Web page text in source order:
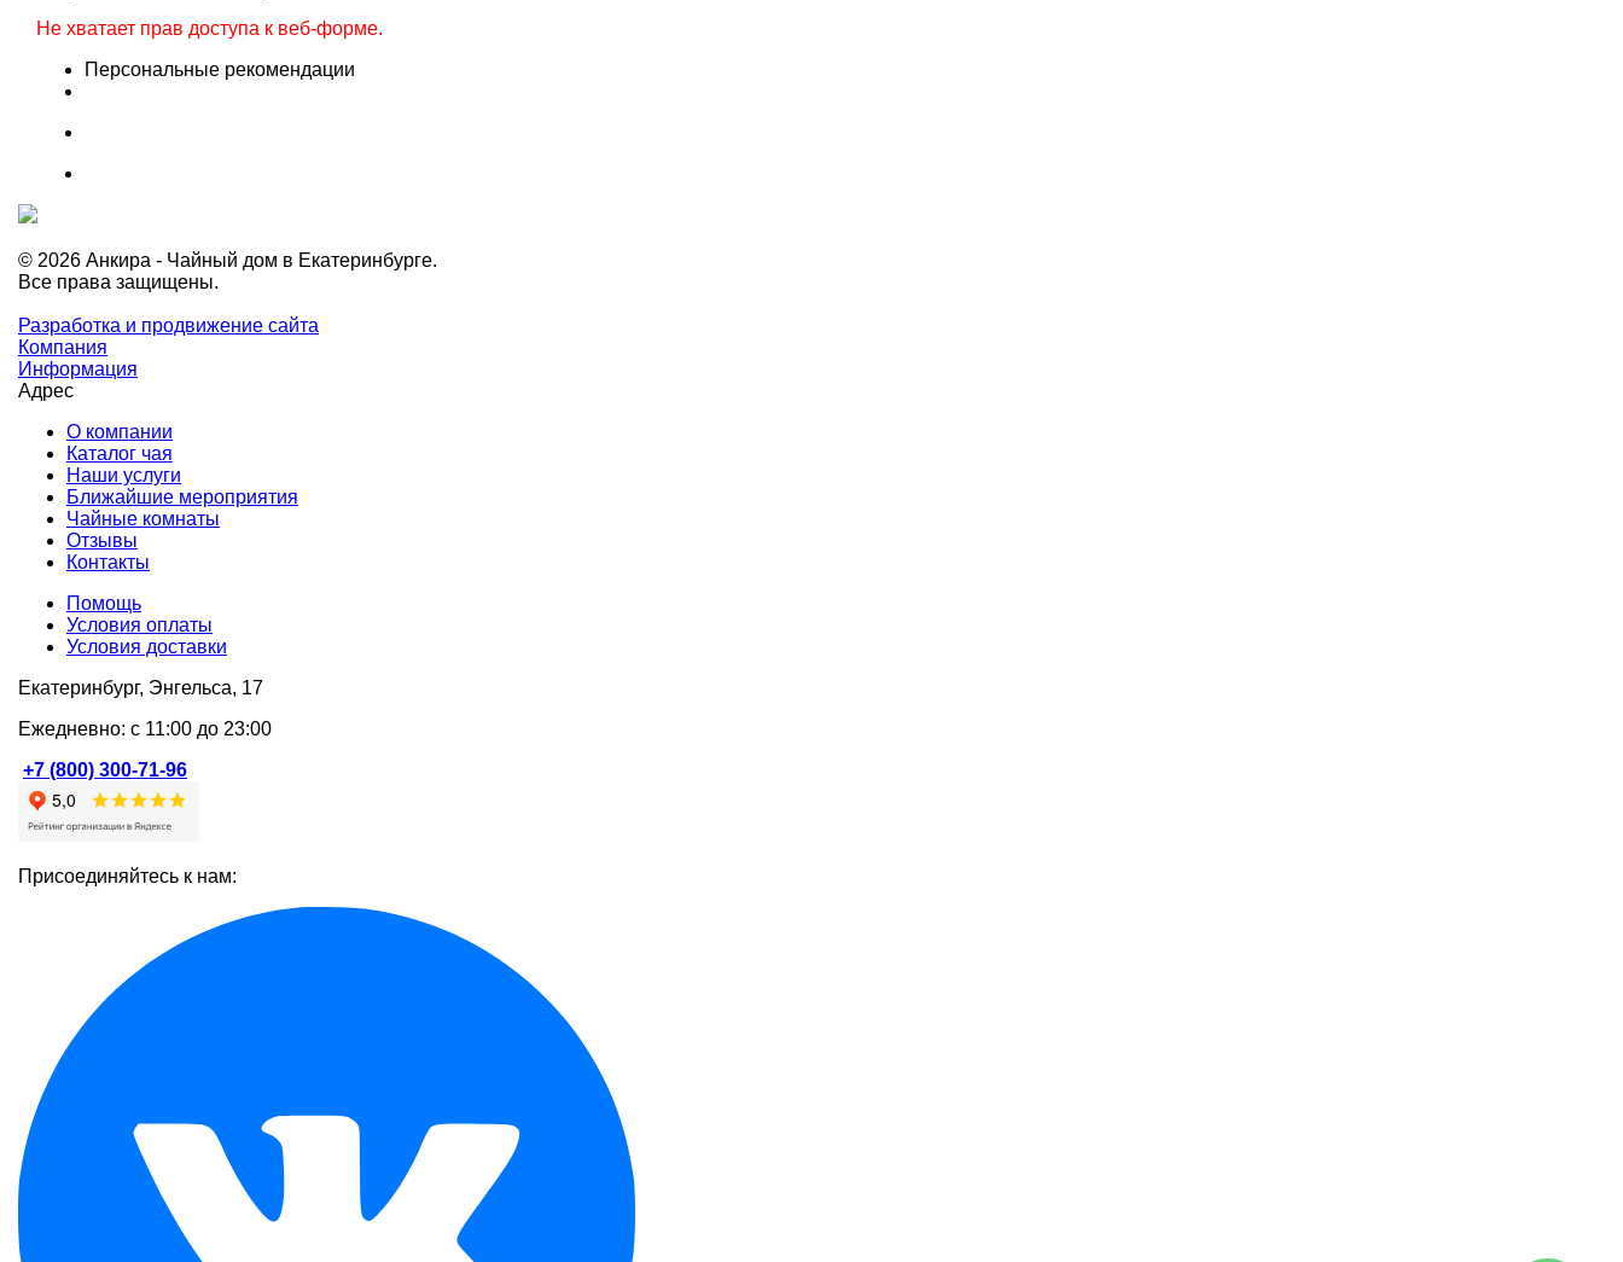
Не хватает прав доступа к веб-форме.
Персональные рекомендации
© 2026 Анкира - Чайный дом в Екатеринбурге.
Все права защищены.
Разработка и продвижение сайта
Компания
Информация
Адрес
О компании
Каталог чая
Наши услуги
Ближайшие мероприятия
Чайные комнаты
Отзывы
Контакты
Помощь
Условия оплаты
Условия доставки
Екатеринбург, Энгельса, 17
Ежедневно: с 11:00 до 23:00
+7 (800) 300-71-96
Присоединяйтесь к нам: